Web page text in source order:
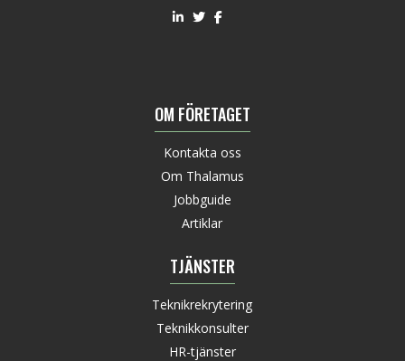
OM FÖRETAGET
Kontakta oss
Om Thalamus
Jobbguide
Artiklar
TJÄNSTER
Teknikrekrytering
Teknikkonsulter
HR-tjänster